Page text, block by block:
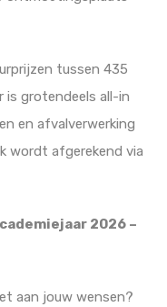
tussen 435
is grotendeels all-in
en afvalverwerking
wordt afgerekend via
2026 –
aan jouw wensen?